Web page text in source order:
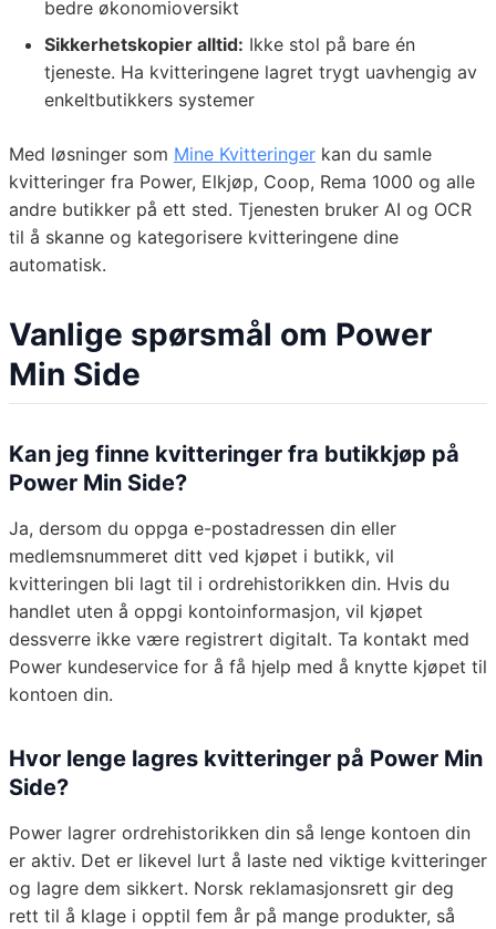
bedre økonomioversikt
Sikkerhetskopier alltid: Ikke stol på bare én
tjeneste. Ha kvitteringene lagret trygt uavhengig av
enkeltbutikkers systemer
Med løsninger som Mine Kvitteringer kan du samle
kvitteringer fra Power, Elkjøp, Coop, Rema 1000 og alle
andre butikker på ett sted. Tjenesten bruker AI og OCR
til å skanne og kategorisere kvitteringene dine
automatisk.
Vanlige spørsmål om Power
Min Side
Kan jeg finne kvitteringer fra butikkjøp på
Power Min Side?
Ja, dersom du oppga e-postadressen din eller
medlemsnummeret ditt ved kjøpet i butikk, vil
kvitteringen bli lagt til i ordrehistorikken din. Hvis du
handlet uten å oppgi kontoinformasjon, vil kjøpet
dessverre ikke være registrert digitalt. Ta kontakt med
Power kundeservice for å få hjelp med å knytte kjøpet til
kontoen din.
Hvor lenge lagres kvitteringer på Power Min
Side?
Power lagrer ordrehistorikken din så lenge kontoen din
er aktiv. Det er likevel lurt å laste ned viktige kvitteringer
og lagre dem sikkert. Norsk reklamasjonsrett gir deg
rett til å klage i opptil fem år på mange produkter, så